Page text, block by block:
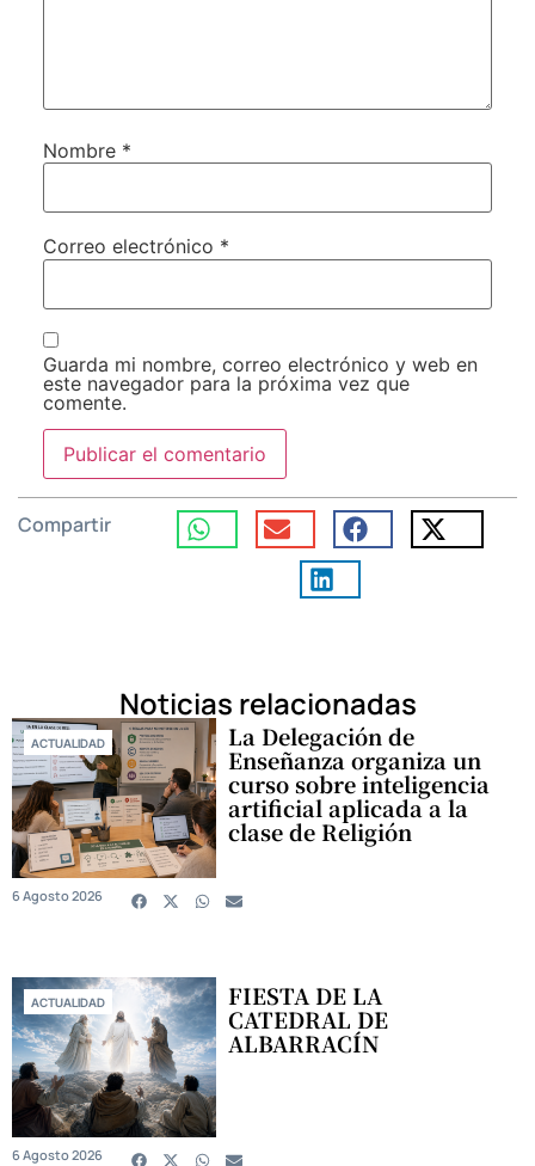
Nombre *
Correo electrónico *
Guarda mi nombre, correo electrónico y web en
este navegador para la próxima vez que
comente.
Compartir
Noticias relacionadas
ACTUALIDAD La Delegación de
Enseñanza organiza un
curso sobre inteligencia
artificial aplicada a la
clase de Religión
6 Agosto 2026
ACTUALIDAD FIESTA DE LA
CATEDRAL DE
ALBARRACÍN
6 Agosto 2026